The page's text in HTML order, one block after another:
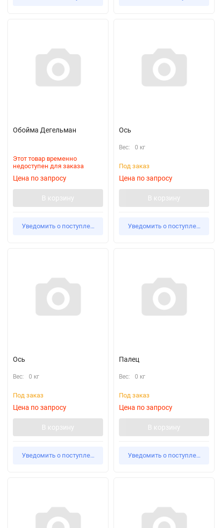
Обойма Дегельман
Этот товар временно
недоступен для заказа
Цена по запросу
В корзину
Уведомить о поступлении
Ось
Вес: 0 кг
Под заказ
Цена по запросу
В корзину
Уведомить о поступлении
Ось
Вес: 0 кг
Под заказ
Цена по запросу
В корзину
Уведомить о поступлении
Палец
Вес: 0 кг
Под заказ
Цена по запросу
В корзину
Уведомить о поступлении